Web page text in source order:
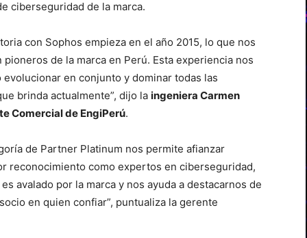
ciberseguridad de la marca.
con Sophos empieza en el año 2015, lo que nos
de la marca en Perú. Esta experiencia nos
evolucionar en conjunto y dominar todas las
brinda actualmente”, dijo la ingeniera Carmen
Comercial de EngiPerú.
de Partner Platinum nos permite afianzar
reconocimiento como expertos en ciberseguridad,
avalado por la marca y nos ayuda a destacarnos de
en quien confiar”, puntualiza la gerente